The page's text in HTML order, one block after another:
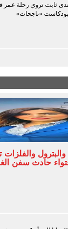
ندى ثابت تروي رحلة عمر
بودكاست «ناجحات»
والفلزات
حادث سفن